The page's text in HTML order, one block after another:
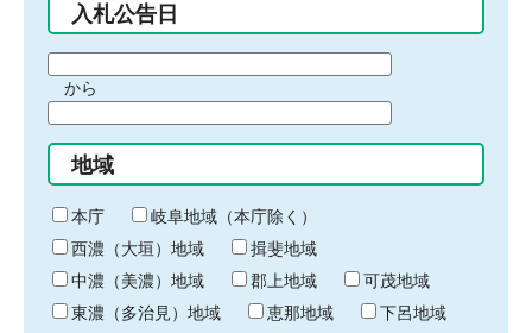
入札公告日
間
始
り
から
間
終
わ
り
地域
本庁
岐阜地域（本庁除く）
西濃（大垣）地域
揖斐地域
中濃（美濃）地域
郡上地域
可茂地域
東濃（多治見）地域
恵那地域
下呂地域